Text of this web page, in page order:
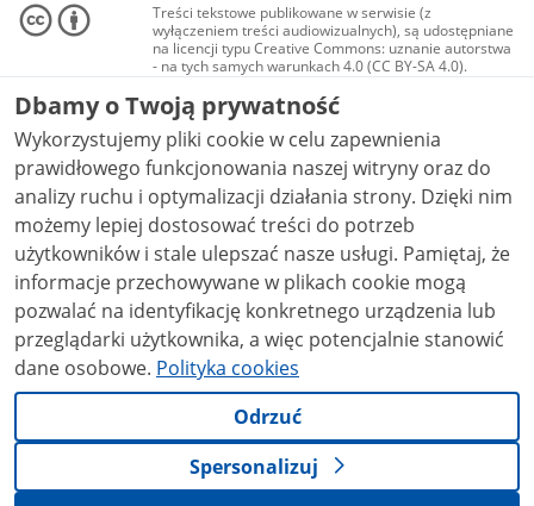
Treści tekstowe publikowane w serwisie (z
wyłączeniem treści audiowizualnych), są udostępniane
na licencji typu Creative Commons: uznanie autorstwa
- na tych samych warunkach 4.0 (CC BY-SA 4.0).
Materiały audiowizualne, w tym zdjęcia, materiały
audio i wideo, są udostępniane na licencji typu
Creative Commons: uznanie autorstwa użycie
niekomercyjne - bez utworów zależnych 4.0 (CC BY-
NC-ND 4.0), o ile nie jest to stwierdzone inaczej.
Dbamy o Twoją prywatność
Wykorzystujemy pliki cookie w celu zapewnienia
prawidłowego funkcjonowania naszej witryny oraz do
analizy ruchu i optymalizacji działania strony. Dzięki nim
możemy lepiej dostosować treści do potrzeb
użytkowników i stale ulepszać nasze usługi. Pamiętaj, że
informacje przechowywane w plikach cookie mogą
pozwalać na identyfikację konkretnego urządzenia lub
przeglądarki użytkownika, a więc potencjalnie stanowić
dane osobowe. Polityka cookies
Odrzuć
Spersonalizuj